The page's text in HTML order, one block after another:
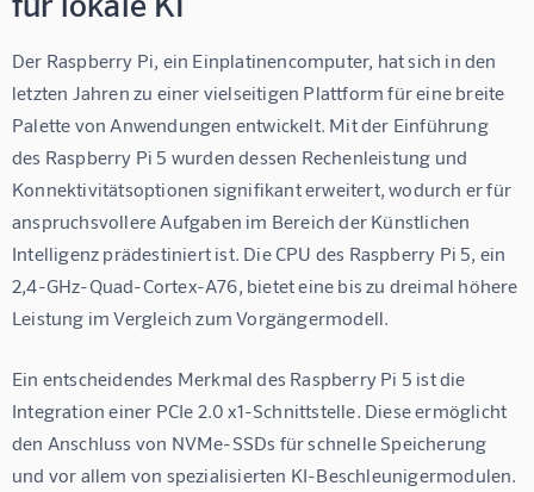
Der Raspberry Pi, ein Einplatinencomputer, hat sich in den
letzten Jahren zu einer vielseitigen Plattform für eine breite
Palette von Anwendungen entwickelt. Mit der Einführung
des Raspberry Pi 5 wurden dessen Rechenleistung und
Konnektivitätsoptionen signifikant erweitert, wodurch er für
anspruchsvollere Aufgaben im Bereich der Künstlichen
Intelligenz prädestiniert ist. Die CPU des Raspberry Pi 5, ein
2,4-GHz-Quad-Cortex-A76, bietet eine bis zu dreimal höhere
Leistung im Vergleich zum Vorgängermodell.
Ein entscheidendes Merkmal des Raspberry Pi 5 ist die
Integration einer PCIe 2.0 x1-Schnittstelle. Diese ermöglicht
den Anschluss von NVMe-SSDs für schnelle Speicherung
und vor allem von spezialisierten KI-Beschleunigermodulen.